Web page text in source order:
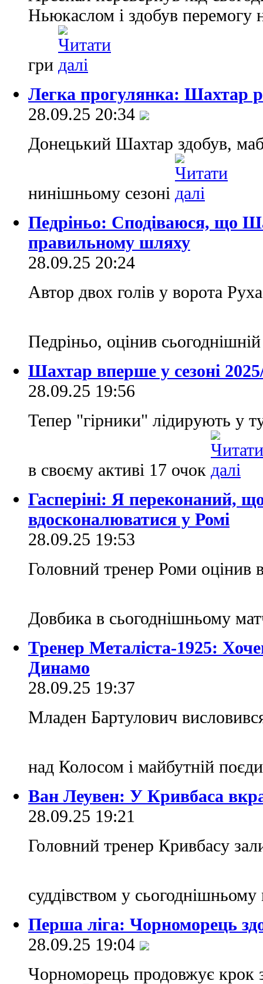
Ньюкаслом і здобув перемогу
гри
Легка прогулянка: Шахтар
28.09.25 20:34
Донецький Шахтар здобув,
нинішньому сезоні
Педріньо: Сподіваюся, що
правильному шляху
28.09.25 20:24
Автор двох голів у ворота
Педріньо, оцінив
Шахтар вперше у сезоні
28.09.25 19:56
Тепер "гірники" лідирують у
в своєму активі 17 очок
Гасперіні: Я переконаний,
вдосконалюватися у Ромі
28.09.25 19:53
Головний тренер Роми оцінив
Довбика в сьогоднішньому
Тренер Металіста-1925:
Динамо
28.09.25 19:37
Младен Бартулович
над Колосом і майбутній
Ван Леувен: У Кривбаса
28.09.25 19:21
Головний тренер Кривбасу
суддівством у
Перша ліга: Чорноморець
28.09.25 19:04
Чорноморець продовжує крок